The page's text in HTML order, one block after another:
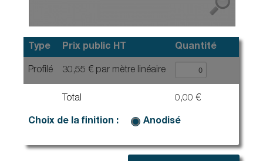
Type Prix public HT Quantité
Total 0,00 €
Choix de la finition : Anodisé
Profilé 30,55 € par mètre linéaire